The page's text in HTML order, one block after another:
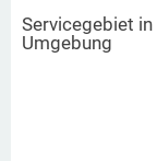
Servicegebiet in
Umgebung